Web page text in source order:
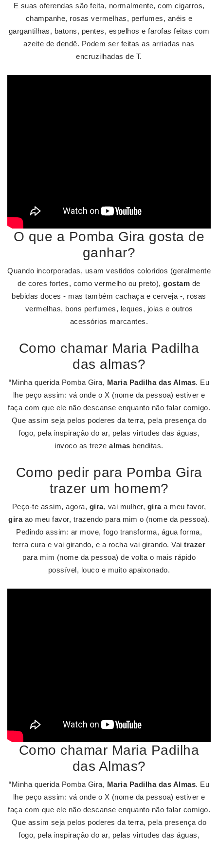
E suas oferendas são feita, normalmente, com cigarros,
champanhe, rosas vermelhas, perfumes, anéis e
gargantilhas, batons, pentes, espelhos e farofas feitas com
azeite de dendê. Podem ser feitas as arriadas nas
encruzilhadas de T.
O que a Pomba Gira gosta de
ganhar?
Quando incorporadas, usam vestidos coloridos (geralmente
de cores fortes, como vermelho ou preto),gostam de
bebidas doces - mas também cachaça e cerveja -, rosas
vermelhas, bons perfumes, leques, joias e outros
acessórios marcantes.
Como chamar Maria Padilha
das almas?
“Minha querida Pomba Gira, Maria Padilha das Almas. Eu
lhe peço assim: vá onde o X (nome da pessoa) estiver e
faça com que ele não descanse enquanto não falar comigo.
Que assim seja pelos poderes da terra, pela presença do
fogo, pela inspiração do ar, pelas virtudes das águas,
invoco as trezealmas benditas.
Como pedir para Pomba Gira
trazer um homem?
Peço-te assim, agora, gira, vai mulher, giraa meu favor,
giraao meu favor, trazendo para mim o (nome da pessoa).
Pedindo assim: ar move, fogo transforma, água forma,
terra cura e vai girando, e a rocha vai girando. Vaitrazer
para mim (nome da pessoa) de volta o mais rápido
possível, louco e muito apaixonado.
Como chamar Maria Padilha
das Almas?
“Minha querida Pomba Gira, Maria Padilha das Almas. Eu
lhe peço assim: vá onde o X (nome da pessoa) estiver e
faça com que ele não descanse enquanto não falar comigo.
Que assim seja pelos poderes da terra, pela presença do
fogo, pela inspiração do ar, pelas virtudes das águas,